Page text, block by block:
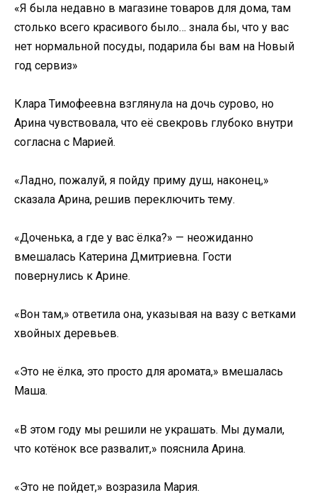
«Я была недавно в магазине товаров для дома, там
столько всего красивого было… знала бы, что у вас
нет нормальной посуды, подарила бы вам на Новый
год сервиз»
Клара Тимофеевна взглянула на дочь сурово, но
Арина чувствовала, что её свекровь глубоко внутри
согласна с Марией.
«Ладно, пожалуй, я пойду приму душ, наконец,»
сказала Арина, решив переключить тему.
«Доченька, а где у вас ёлка?» — неожиданно
вмешалась Катерина Дмитриевна. Гости
повернулись к Арине.
«Вон там,» ответила она, указывая на вазу с ветками
хвойных деревьев.
«Это не ёлка, это просто для аромата,» вмешалась
Маша.
«В этом году мы решили не украшать. Мы думали,
что котёнок все развалит,» пояснила Арина.
«Это не пойдет,» возразила Мария.